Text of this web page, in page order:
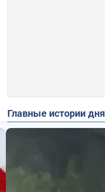
Главные истории дня